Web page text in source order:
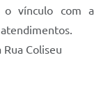
o vínculo com a
Rua Coliseu